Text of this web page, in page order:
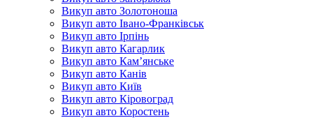
Викуп авто Золотоноша
Викуп авто Івано-Франківськ
Викуп авто Ірпінь
Викуп авто Кагарлик
Викуп авто Кам’янське
Викуп авто Канів
Викуп авто Київ
Викуп авто Кіровоград
Викуп авто Коростень